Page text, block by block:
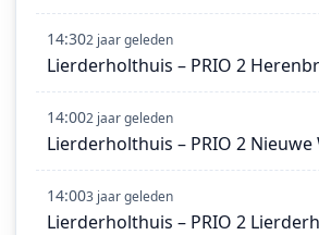
14:302 jaar geleden
Lierderholthuis – PRIO 2
14:002 jaar geleden
Lierderholthuis – PRIO 2
14:003 jaar geleden
Lierderholthuis – PRIO 2